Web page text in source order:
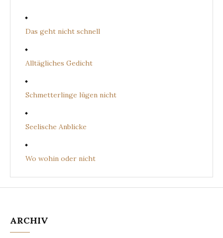
Das geht nicht schnell
Alltägliches Gedicht
Schmetterlinge lügen nicht
Seelische Anblicke
Wo wohin oder nicht
ARCHIV